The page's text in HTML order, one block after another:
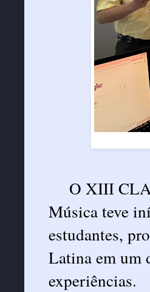
O XIII
Música teve
estudantes,
Latina em um
experiências.